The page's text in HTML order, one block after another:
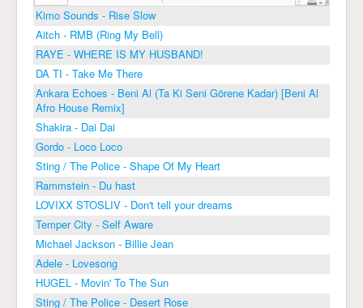
Kimo Sounds - Rise Slow
Aitch - RMB (Ring My Bell)
RAYE - WHERE IS MY HUSBAND!
DA TI - Take Me There
Ankara Echoes - Beni Al (Ta Ki Seni Görene Kadar) [Beni Al
Afro House Remix]
Shakira - Dai Dai
Gordo - Loco Loco
Sting / The Police - Shape Of My Heart
Rammstein - Du hast
LOVIXX STOSLIV - Don't tell your dreams
Temper City - Self Aware
Michael Jackson - Billie Jean
Adele - Lovesong
HUGEL - Movin' To The Sun
Sting / The Police - Desert Rose